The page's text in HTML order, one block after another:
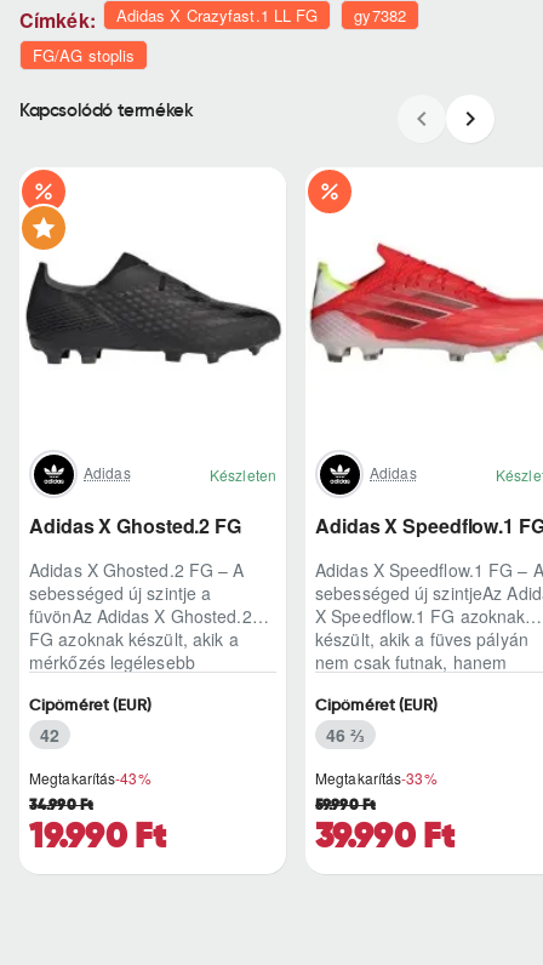
Címkék: Adidas X Crazyfast.1 LL FG
gy7382
FG/AG stoplis
Kapcsolódó termékek
Adidas Készleten
Adidas X Ghosted.2 FG
Adidas X Ghosted.2 FG – A
sebességed új szintje a
füvönAz Adidas X Ghosted.2
FG azoknak készült, akik a
mérkőzés legélesebb
Megtakarítás-43%
19.990 Ft
34.990 Ft
Cipőméret (EUR)
42
Adidas
Adidas X Speedflow.1
Adidas X Speedflow.1 FG – A
sebességed új szintjeAz
X Speedflow.1 FG azoknak
készült, akik a füves pályán
nem csak futnak, hanem
Megtakarítás-33%
39.990 Ft
59.990 Ft
Cipőméret (EUR)
46 ⅔